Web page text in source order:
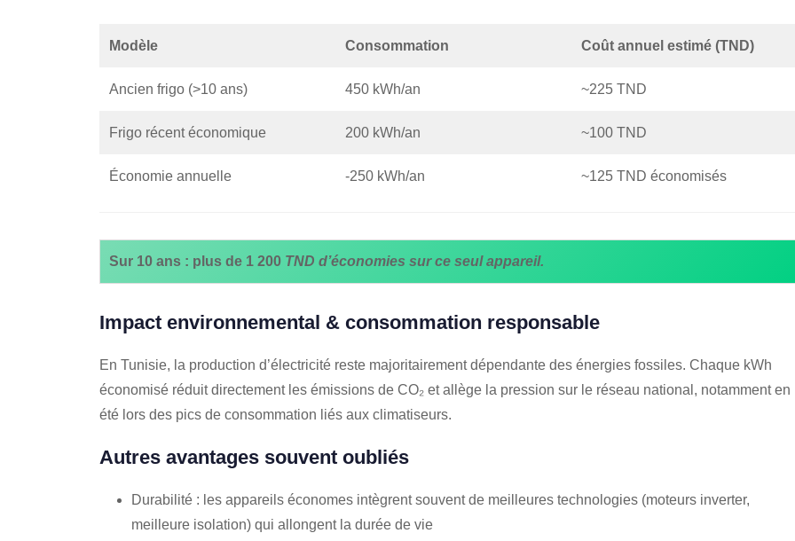
Modèle Consommation Coût annuel estimé (TND)
Ancien frigo (>10 ans) 450 kWh/an ~225 TND
Frigo récent économique 200 kWh/an ~100 TND
Économie annuelle -250 kWh/an ~125 TND économisés
Sur 10 ans : plus de 1 200 TND d’économies sur ce seul appareil.
Impact environnemental & consommation responsable
En Tunisie, la production d’électricité reste majoritairement dépendante des énergies fossiles. Chaque kWh
économisé réduit directement les émissions de CO₂ et allège la pression sur le réseau national, notamment en
été lors des pics de consommation liés aux climatiseurs.
Autres avantages souvent oubliés
Durabilité : les appareils économes intègrent souvent de meilleures technologies (moteurs inverter,
meilleure isolation) qui allongent la durée de vie